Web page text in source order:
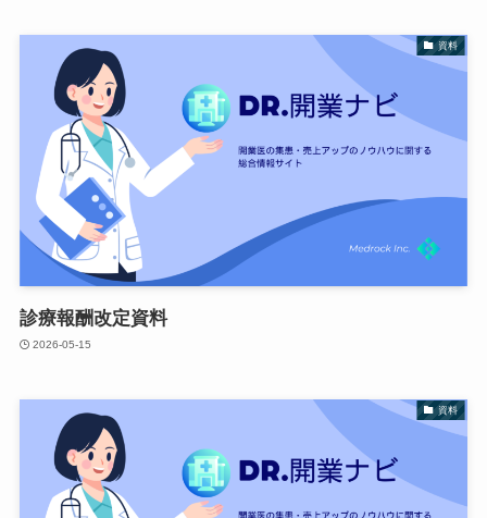
資料
診療報酬改定資料
2026-05-15
資料